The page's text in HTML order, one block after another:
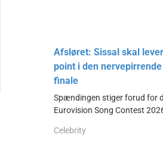
Afsløret: Sissal skal
point i den
finale
Spændingen stiger forud for
Eurovision Song Contest
Celebrity